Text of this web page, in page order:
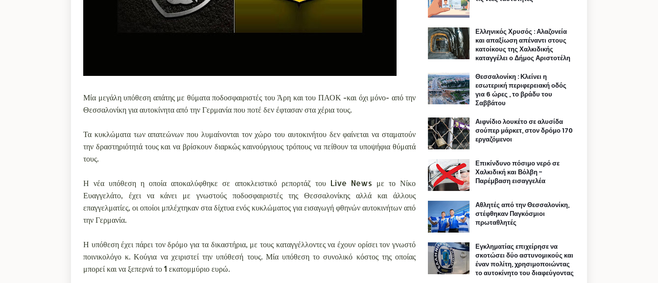
Μία μεγάλη υπόθεση απάτης με θύματα ποδοσφαιριστές του Άρη και του ΠΑΟΚ -και όχι μόνο- από την
Θεσσαλονίκη για αυτοκίνητα από την Γερμανία που ποτέ δεν έφτασαν στα χέρια τους.
Τα κυκλώματα των απατεώνων που λυμαίνονται τον χώρο του αυτοκινήτου δεν φαίνεται να σταματούν
την δραστηριότητά τους και να βρίσκουν διαρκώς καινούργιους τρόπους να πείθουν τα υποψήφια θύματά
τους.
Η νέα υπόθεση η οποία αποκαλύφθηκε σε αποκλειστικό ρεπορτάζ του Live News με το Νίκο
Ευαγγελάτο, έχει να κάνει με γνωστούς ποδοσφαιριστές της Θεσσαλονίκης αλλά και άλλους
επαγγελματίες, οι οποίοι μπλέχτηκαν στα δίχτυα ενός κυκλώματος για εισαγωγή φθηνών αυτοκινήτων από
την Γερμανία.
Η υπόθεση έχει πάρει τον δρόμο για τα δικαστήρια, με τους καταγγέλλοντες να έχουν ορίσει τον γνωστό
ποινικολόγο κ. Κούγια να χειριστεί την υπόθεσή τους. Μία υπόθεση το συνολικό κόστος της οποίας
μπορεί και να ξεπερνά το 1 εκατομμύριο ευρώ.
Ελληνικός Χρυσός : Αλαζονεία
και απαξίωση απέναντι στους
κατοίκους της Χαλκιδικής
καταγγέλει ο Δήμος Αριστοτέλη
Θεσσαλονίκη : Κλείνει η
εσωτερική περιφερειακή οδός
για 6 ώρες , το βράδυ του
Σαββάτου
Αιφνίδιο λουκέτο σε αλυσίδα
σούπερ μάρκετ, στον δρόμο 170
εργαζόμενοι
Επικίνδυνο πόσιμο νερό σε
Χαλκιδική και Βόλβη -
Παρέμβαση εισαγγελέα
Αθλητές από την Θεσσαλονίκη,
στέφθηκαν Παγκόσμιοι
πρωταθλητές
Εγκληματίας επιχείρησε να
σκοτώσει δύο αστυνομικούς και
έναν πολίτη, χρησιμοποιώντας
το αυτοκίνητο του διαφεύγοντας